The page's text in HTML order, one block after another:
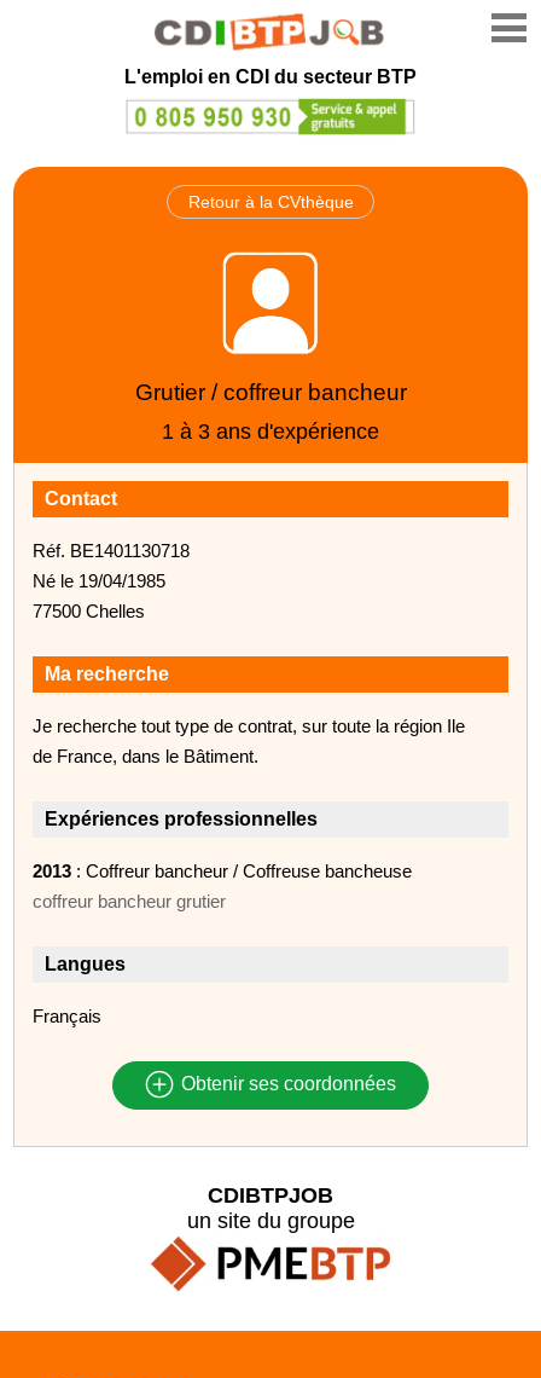
L'emploi en CDI du secteur BTP
Retour à la CVthèque
Grutier / coffreur bancheur
1 à 3 ans d'expérience
Contact
Réf. BE1401130718
Né le 19/04/1985
77500 Chelles
Ma recherche
Je recherche tout type de contrat, sur toute la région Ile
de France, dans le Bâtiment.
Expériences professionnelles
2013 : Coffreur bancheur / Coffreuse bancheuse
coffreur bancheur grutier
Langues
Français
Obtenir ses coordonnées
CDIBTPJOB
un site du groupe